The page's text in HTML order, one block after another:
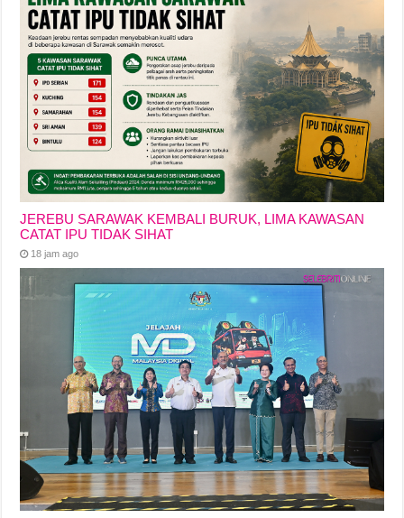
JEREBU SARAWAK KEMBALI BURUK, LIMA KAWASAN
CATAT IPU TIDAK SIHAT
18 jam ago